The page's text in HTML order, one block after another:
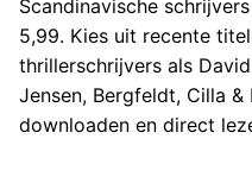
Scandinavische
5,99. Kies uit recente
thrillerschrijvers als
Jensen, Bergfeldt, Cilla &
downloaden en direct